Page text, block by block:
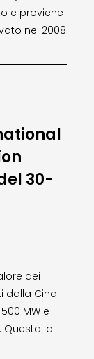
e proviene
nel 2008
30-
dei
dalla Cina
MW e
Questa la